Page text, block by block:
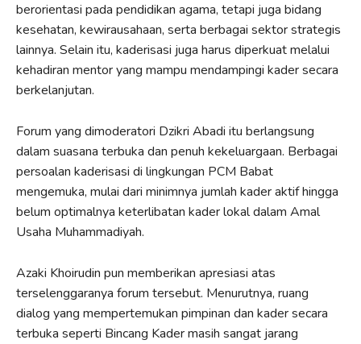
berorientasi pada pendidikan agama, tetapi juga bidang
kesehatan, kewirausahaan, serta berbagai sektor strategis
lainnya. Selain itu, kaderisasi juga harus diperkuat melalui
kehadiran mentor yang mampu mendampingi kader secara
berkelanjutan.
Forum yang dimoderatori Dzikri Abadi itu berlangsung
dalam suasana terbuka dan penuh kekeluargaan. Berbagai
persoalan kaderisasi di lingkungan PCM Babat
mengemuka, mulai dari minimnya jumlah kader aktif hingga
belum optimalnya keterlibatan kader lokal dalam Amal
Usaha Muhammadiyah.
Azaki Khoirudin pun memberikan apresiasi atas
terselenggaranya forum tersebut. Menurutnya, ruang
dialog yang mempertemukan pimpinan dan kader secara
terbuka seperti Bincang Kader masih sangat jarang